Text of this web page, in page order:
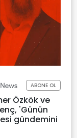
ABONE OL
Özkök ve
'Günün
gündemini